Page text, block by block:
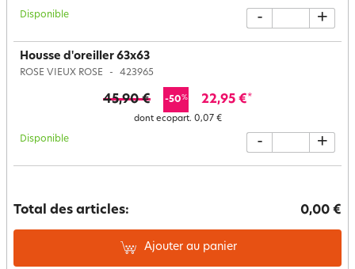
Disponible - +
Housse d'oreiller 63x63
ROSE VIEUX ROSE 423965
45,90 € -50% 22,95 €*
dont ecopart. 0,07 €
Disponible - +
Total des articles: 0,00 €
Ajouter au panier